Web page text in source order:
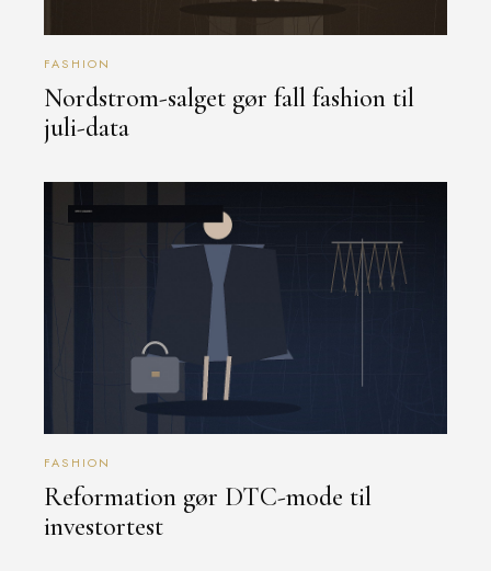
FASHION
Nordstrom-salget gør fall fashion til
juli-data
FASHION
Reformation gør DTC-mode til
investortest